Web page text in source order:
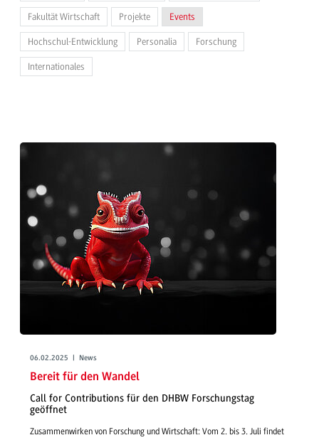
Fakultät Wirtschaft Projekte Events
Hochschul-Entwicklung Personalia Forschung
Internationales
06.02.2025 | News
Bereit für den Wandel
Call for Contributions für den DHBW Forschungstag
geöffnet
Zusammenwirken von Forschung und Wirtschaft: Vom 2. bis 3. Juli findet